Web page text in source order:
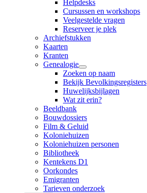
Helpdesks
Cursussen en workshops
Veelgestelde vragen
Reserveer je plek
Archiefstukken
Kaarten
Kranten
Genealogie
Zoeken op naam
Bekijk Bevolkingsregisters
Huwelijksbijlagen
Wat zit erin?
Beeldbank
Bouwdossiers
Film & Geluid
Koloniehuizen
Koloniehuizen personen
Bibliotheek
Kentekens D1
Oorkondes
Emigranten
Tarieven onderzoek